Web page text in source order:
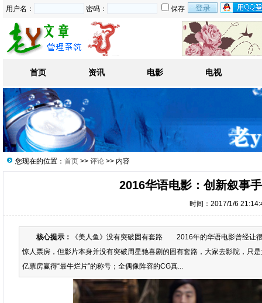
用户名： 密码： 保存
首页 资讯 电影 电视
您现在的位置： 首页 >> 评论 >> 内容
2016华语电影：创新叙事
时间：2017/1/6
核心提示：
《美人鱼》没有突破固有套路 2016年的华语电影曾经让
惊人票房，但影片本身并没有突破周星驰喜剧的固有套路，大家去影院，只
亿票房赢得“最牛烂片”的称号；全偶像阵容的CG真...